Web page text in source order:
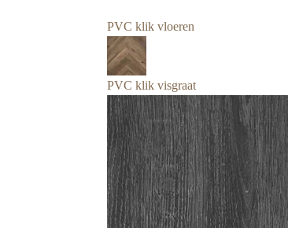
PVC klik vloeren
PVC klik visgraat